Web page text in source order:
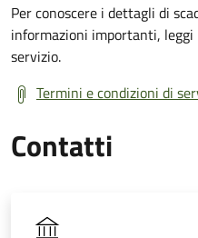
Per conoscere i dettagli di
informazioni importanti,
servizio.
Termini e condizioni di
Contatti